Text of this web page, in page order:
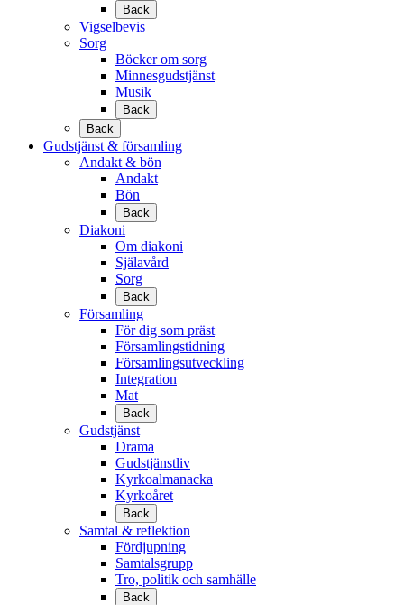
Back
Vigselbevis
Sorg
Böcker om sorg
Minnesgudstjänst
Musik
Back
Back
Gudstjänst & församling
Andakt & bön
Andakt
Bön
Back
Diakoni
Om diakoni
Själavård
Sorg
Back
Församling
För dig som präst
Församlingstidning
Församlingsutveckling
Integration
Mat
Back
Gudstjänst
Drama
Gudstjänstliv
Kyrkoalmanacka
Kyrkoåret
Back
Samtal & reflektion
Fördjupning
Samtalsgrupp
Tro, politik och samhälle
Back